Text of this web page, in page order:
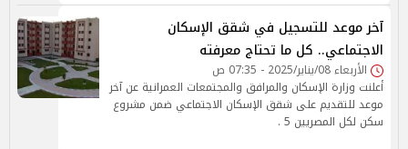
آخر موعد للتسجيل في شقق الإسكان
الاجتماعي.. كل ما تحتاج معرفته
الأربعاء 08/يناير/2025 - 07:35 ص
أعلنت وزارة الإسكان والمرافق والمجتمعات العمرانية عن آخر
موعد للتقديم على شقق الإسكان الاجتماعي ضمن مشروع
سكن لكل المصريين 5 .